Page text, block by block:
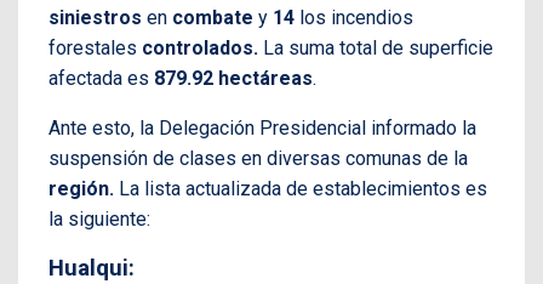
siniestros en combate y 14 los incendios
forestales controlados. La suma total de superficie
afectada es 879.92 hectáreas.
Ante esto, la Delegación Presidencial informado la
suspensión de clases en diversas comunas de la
región. La lista actualizada de establecimientos es
la siguiente:
Hualqui: